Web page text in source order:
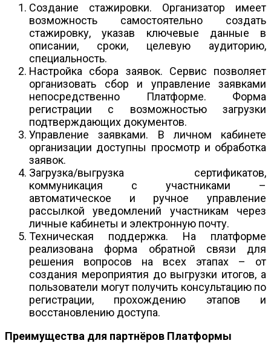
Создание стажировки. Организатор имеет
возможность самостоятельно создать
стажировку, указав ключевые данные в
описании, сроки, целевую аудиторию,
специальность.
Настройка сбора заявок. Сервис позволяет
организовать сбор и управление заявками
непосредственно Платформе. Форма
регистрации с возможностью загрузки
подтверждающих документов.
Управление заявками. В личном кабинете
организации доступны просмотр и обработка
заявок.
Загрузка/выгрузка сертификатов,
коммуникация с участниками –
автоматическое и ручное управление
рассылкой уведомлений участникам через
личные кабинеты и электронную почту.
Техническая поддержка. На платформе
реализована форма обратной связи для
решения вопросов на всех этапах – от
создания мероприятия до выгрузки итогов, а
пользователи могут получить консультацию по
регистрации, прохождению этапов и
восстановлению доступа.
Преимущества для партнёров Платформы